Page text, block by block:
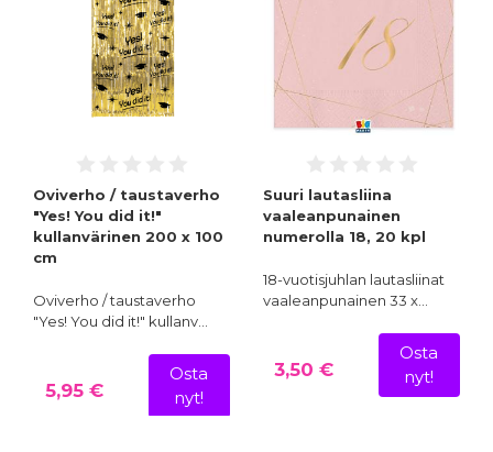
Oviverho / taustaverho
"Yes! You did it!"
kullanvärinen 200 x 100
cm
Oviverho / taustaverho
"Yes! You did it!" kullanv…
5,95 €
Osta
nyt!
Suuri lautasliina
vaaleanpunainen
numerolla 18, 20 kpl
18-vuotisjuhlan lautasliinat
vaaleanpunainen 33 x…
3,50 €
Osta
nyt!